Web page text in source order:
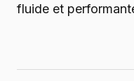
fluide et